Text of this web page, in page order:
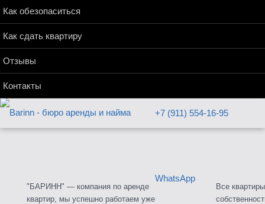
Как обезопаситься
Как сдать квартиру
Отзывы
Контакты
+7 (911) 554-16-95
WhatsApp
"БАРИНН" — компания по аренде
квартир, мы успешно работаем уже
Все